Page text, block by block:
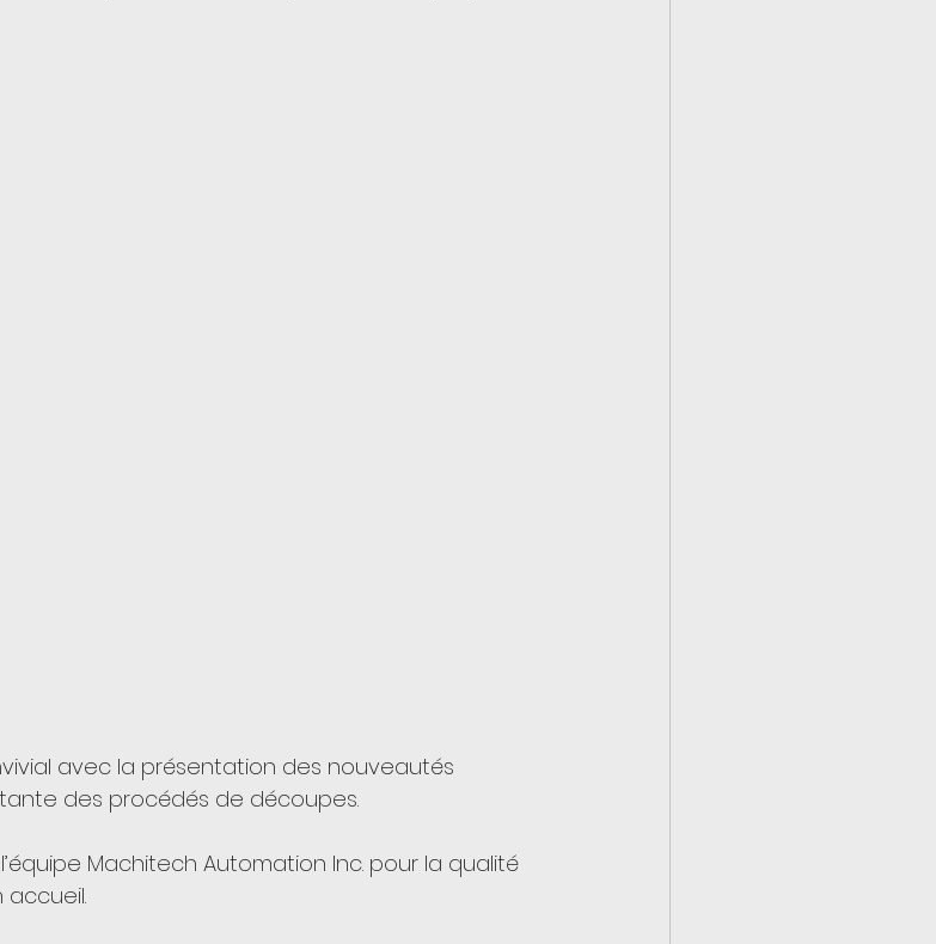
avec la présentation des nouveautés
des procédés de découpes.
Machitech Automation Inc. pour la qualité